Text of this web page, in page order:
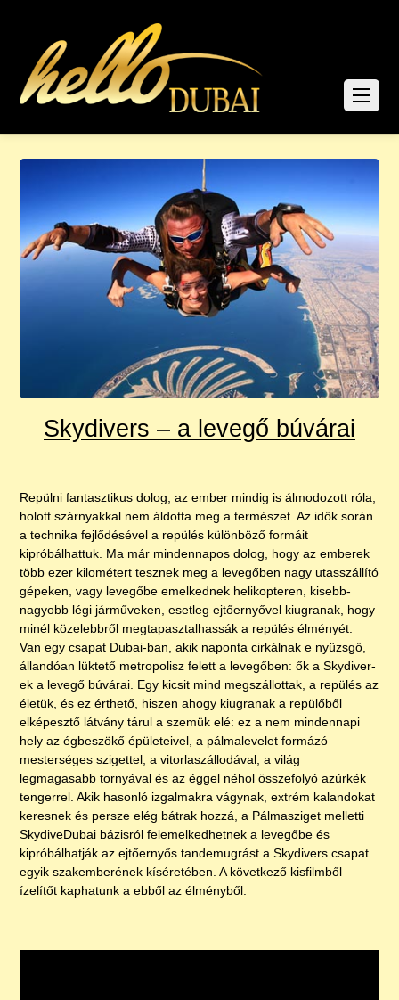
Skydivers – a levegő búvárai
Repülni fantasztikus dolog, az ember mindig is álmodozott róla,
holott szárnyakkal nem áldotta meg a természet. Az idők során
a technika fejlődésével a repülés különböző formáit
kipróbálhattuk. Ma már mindennapos dolog, hogy az emberek
több ezer kilométert tesznek meg a levegőben nagy utasszállító
gépeken, vagy levegőbe emelkednek helikopteren, kisebb-
nagyobb légi járműveken, esetleg ejtőernyővel kiugranak, hogy
minél közelebbről megtapasztalhassák a repülés élményét.
Van egy csapat Dubai-ban, akik naponta cirkálnak e nyüzsgő,
állandóan lüktető metropolisz felett a levegőben: ők a Skydiver-
ek a levegő búvárai. Egy kicsit mind megszállottak, a repülés az
életük, és ez érthető, hiszen ahogy kiugranak a repülőből
elképesztő látvány tárul a szemük elé: ez a nem mindennapi
hely az égbeszökő épületeivel, a pálmalevelet formázó
mesterséges szigettel, a vitorlaszállodával, a világ
legmagasabb tornyával és az éggel néhol összefolyó azúrkék
tengerrel. Akik hasonló izgalmakra vágynak, extrém kalandokat
keresnek és persze elég bátrak hozzá, a Pálmasziget melletti
SkydiveDubai bázisról felemelkedhetnek a levegőbe és
kipróbálhatják az ejtőernyős tandemugrást a Skydivers csapat
egyik szakemberének kíséretében. A következő kisfilmből
ízelítőt kaphatunk a ebből az élményből: